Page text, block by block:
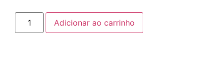
Adicionar ao carrinho